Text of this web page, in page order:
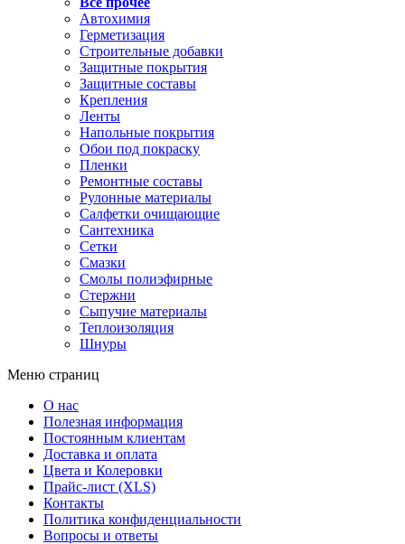
Автохимия
Герметизация
Строительные добавки
Защитные покрытия
Защитные составы
Крепления
Ленты
Напольные покрытия
Обои под покраску
Пленки
Ремонтные составы
Рулонные материалы
Салфетки очищающие
Сантехника
Сетки
Смазки
Смолы полиэфирные
Стержни
Сыпучие материалы
Теплоизоляция
Шнуры
Меню страниц
О нас
Полезная информация
Постоянным клиентам
Доставка и оплата
Цвета и Колеровки
Прайс-лист (XLS)
Контакты
Политика конфиденциальности
Вопросы и ответы